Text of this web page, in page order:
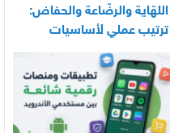
اللهّاية والرضّاعة والحفاض:
ترتيب عملي لأساسيات
العناية اليومية بالرضيع